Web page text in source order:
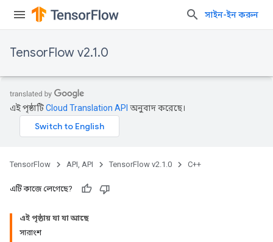
সাইন-ইন করুন
TensorFlow v2.1.0
এই পৃষ্ঠাটিCloud Translation API অনুবাদ করেছে।
TensorFlow API, API TensorFlow v2.1.0 C++
এটি কাজে লেগেছে?
এই পৃষ্ঠায় যা যা আছে
সারাংশ